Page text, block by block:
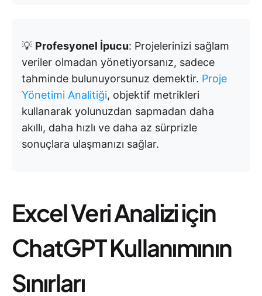
💡 Profesyonel İpucu: Projelerinizi sağlam
veriler olmadan yönetiyorsanız, sadece
tahminde bulunuyorsunuz demektir. Proje
Yönetimi Analitiği, objektif metrikleri
kullanarak yolunuzdan sapmadan daha
akıllı, daha hızlı ve daha az sürprizle
sonuçlara ulaşmanızı sağlar.
Excel Veri Analizi için
ChatGPT Kullanımının
Sınırları